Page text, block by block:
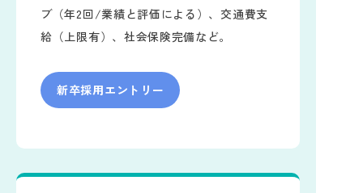
ブ（年2回/業績と評価による）、交通費支
給（上限有）、社会保険完備など。
新卒採用エントリー